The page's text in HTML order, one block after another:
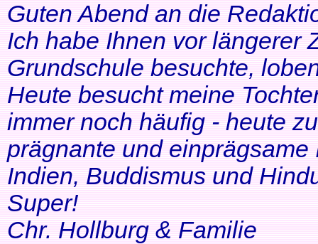
Guten Abend an die
Ich habe Ihnen vor längerer
Grundschule besuchte,
Heute besucht meine
immer noch häufig - heute
prägnante und
Indien, Buddismus und
Super!
Chr. Hollburg & Familie